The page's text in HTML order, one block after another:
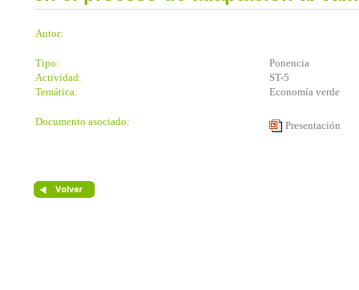
Autor:
Tipo:
Ponencia
Actividad:
ST-5
Temática:
Economía verde
Documento asociado: Presentación